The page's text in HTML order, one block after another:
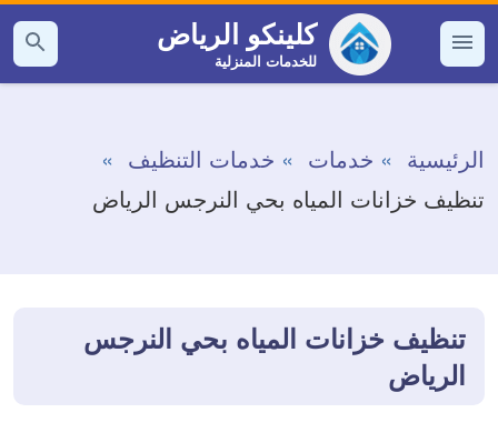
التجاوز
إلى القائمة
كلينكو الرياض
للخدمات المنزلية
بحث
عن
الرئيسية خدمات
خدمات التنظيف
تنظيف خزانات المياه بحي النرجس الرياض
تنظيف خزانات المياه بحي النرجس
الرياض